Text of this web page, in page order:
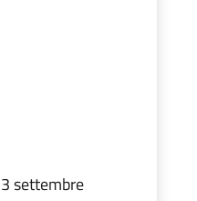
settembre